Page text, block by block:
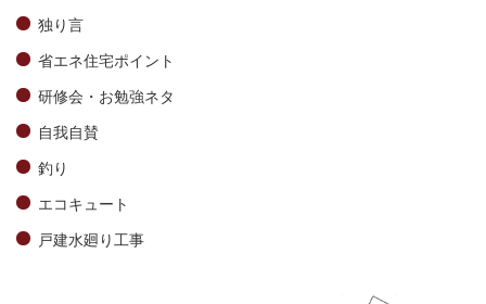
独り言
省エネ住宅ポイント
研修会・お勉強ネタ
自我自賛
釣り
エコキュート
戸建水廻り工事